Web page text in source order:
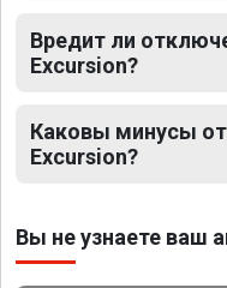
Вредит ли
Excursion?
Каковы минусы
Excursion?
Вы не узнаете ваш